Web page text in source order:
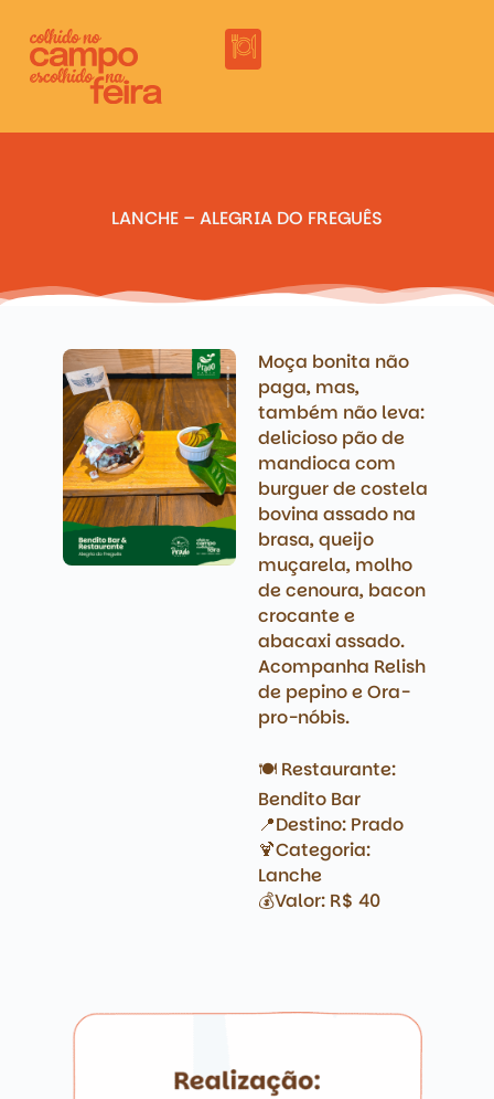
LANCHE – ALEGRIA DO FREGUÊS
Moça bonita não
paga, mas,
também não leva:
delicioso pão de
mandioca com
burguer de costela
bovina assado na
brasa, queijo
muçarela, molho
de cenoura, bacon
crocante e
abacaxi assado.
Acompanha Relish
de pepino e Ora-
pro-nóbis.
🍽️ Restaurante:
Bendito Bar
📍Destino: Prado
🍹Categoria:
Lanche
💰Valor: R$ 40